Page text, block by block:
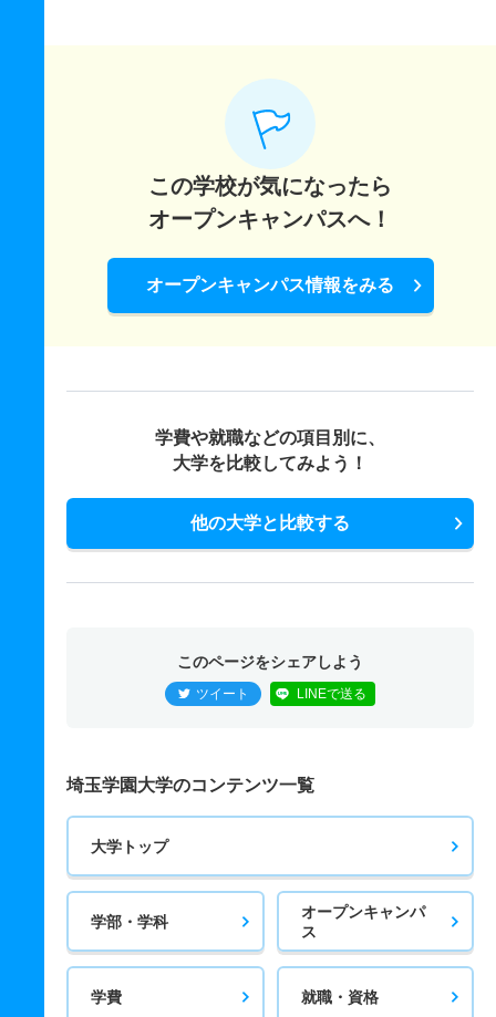
この学校が気になったら
オープンキャンパスへ！
オープンキャンパス情報をみる
学費や就職などの項目別に、
大学を比較してみよう！
他の大学と比較する
このページをシェアしよう
ツイート LINEで送る
埼玉学園大学のコンテンツ一覧
大学トップ
学部・学科
オープンキャンパ
ス
学費 就職・資格